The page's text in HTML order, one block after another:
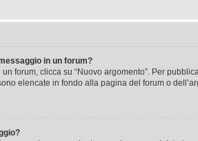
in un forum?
forum, clicca su “Nuovo argomento”. Per
elencate in fondo alla pagina del forum o